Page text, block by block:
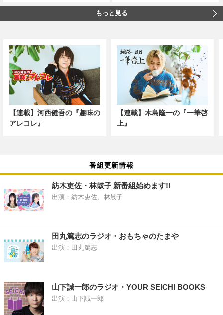
もっと見る
【連載】河西健吾の『趣味の
アレコレ』
【連載】木島隆一の『一筆啓
上』
番組更新情報
紡木吏佐・林鼓子 新番組始めます!!
出演：紡木吏佐、林鼓子
田丸篤志のラジオ・おもちゃのたまや
出演：田丸篤志
山下誠一郎のラジオ・YOUR SEICHI BOOKS
出演：山下誠一郎